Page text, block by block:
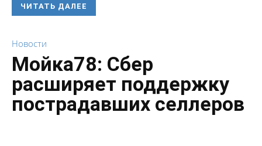
ЧИТАТЬ ДАЛЕЕ
Новости
Мойка78: Сбер
расширяет поддержку
пострадавших селлеров